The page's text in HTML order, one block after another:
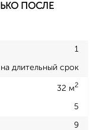
ПОСЛЕ
1
на длительный срок
32 м2
5
9